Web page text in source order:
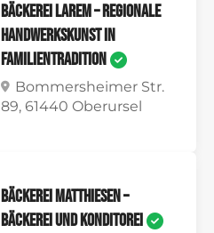
Bäckerei Larem – Regionale
Handwerkskunst in
Familientradition
Bommersheimer Str.
89, 61440 Oberursel
Bäckerei Matthiesen –
Bäckerei und Konditorei